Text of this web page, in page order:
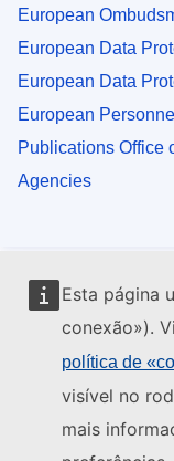
Esta página
conexão»).
política de
visível no
mais
European
European Data
European Data
European
Publications Office
Agencies